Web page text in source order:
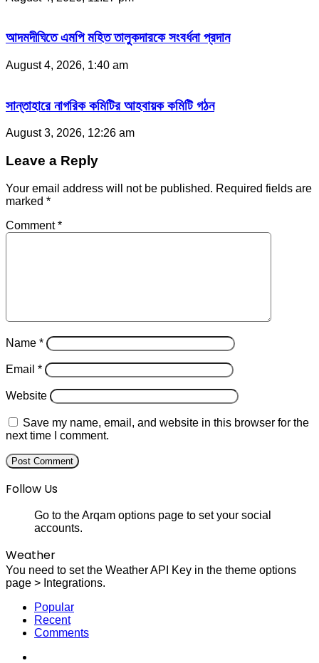
আদমদীঘিতে এমপি মহিত তালুকদারকে সংবর্ধনা প্রদান
August 4, 2026, 1:40 am
সান্তাহারে নাগরিক কমিটির আহবায়ক কমিটি গঠন
August 3, 2026, 12:26 am
Leave a Reply
Your email address will not be published. Required fields are
marked *
Comment*
Name *
Email *
Website
Save my name, email, and website in this browser for the
next time I comment.
Follow Us
Go to the Arqam options page to set your social
accounts.
Weather
You need to set the Weather API Key in the theme options
page > Integrations.
Popular
Recent
Comments